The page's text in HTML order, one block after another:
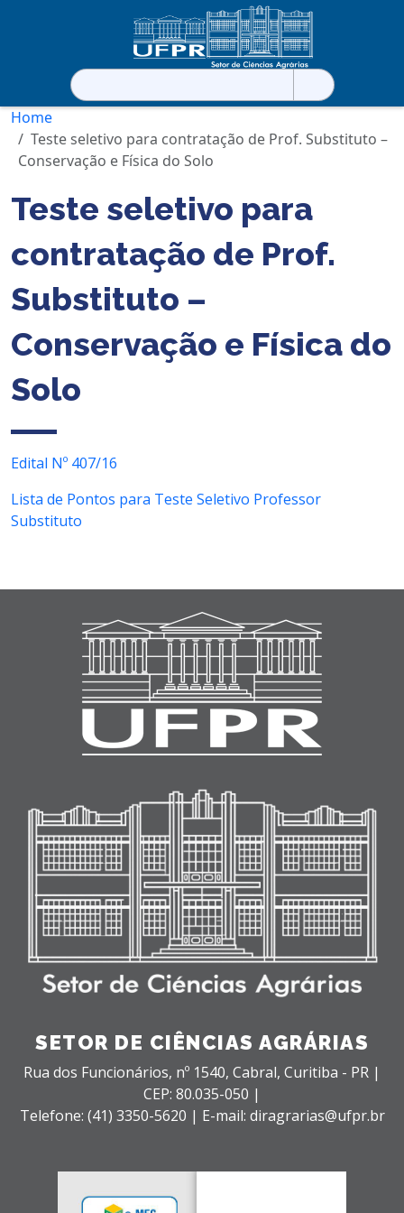
Pesquisar
por:
Home
Teste seletivo para contratação de Prof. Substituto –
Conservação e Física do Solo
Teste seletivo para
contratação de Prof.
Substituto –
Conservação e Física do
Solo
Edital Nº 407/16
Lista de Pontos para Teste Seletivo Professor
Substituto
SETOR DE CIÊNCIAS AGRÁRIAS
Rua dos Funcionários, nº 1540, Cabral, Curitiba - PR |
CEP: 80.035-050 |
Telefone: (41) 3350-5620 | E-mail: diragrarias@ufpr.br